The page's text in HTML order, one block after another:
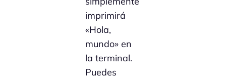
imprimirá
«Hola,
mundo» en
la terminal.
Puedes